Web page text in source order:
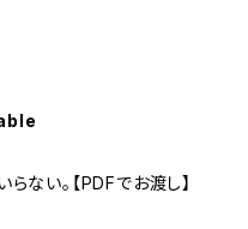
ない。【PDFでお渡し】